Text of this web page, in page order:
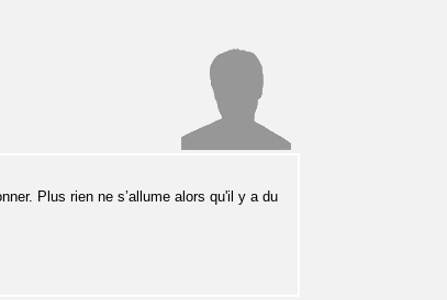
Plus rien ne s’allume alors qu'il y a du